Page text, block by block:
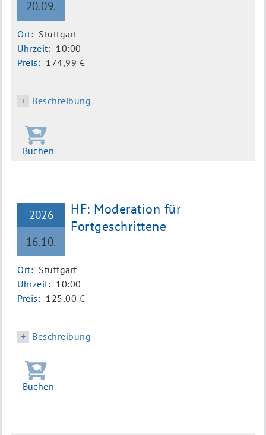
20.09.
Ort: Stuttgart
Uhrzeit: 10:00
Preis: 174,99 €
Beschreibung
Buchen
2026
16.10.
HF: Moderation für
Fortgeschrittene
Ort: Stuttgart
Uhrzeit: 10:00
Preis: 125,00 €
Beschreibung
Buchen